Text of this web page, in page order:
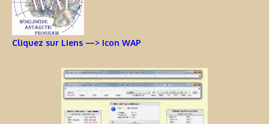
Cliquez sur Liens —> Icon WAP